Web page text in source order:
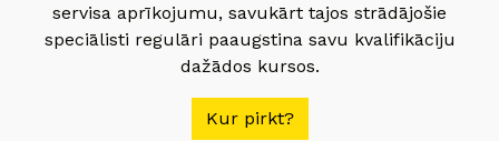
servisa aprīkojumu, savukārt tajos strādājošie
speciālisti regulāri paaugstina savu kvalifikāciju
dažādos kursos.
Kur pirkt?